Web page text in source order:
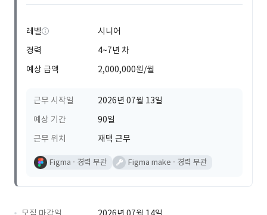
레벨
시니어
경력
4~7년 차
예상 금액
2,000,000원/월
근무 시작일
2026년 07월 13일
예상 기간
90일
근무 위치
재택 근무
Figma 경력 무관 Figma make 경력 무관